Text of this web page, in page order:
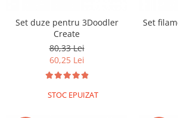
Set duze pentru 3Doodler
Create
80,33 Lei
60,25 Lei
STOC EPUIZAT
Set